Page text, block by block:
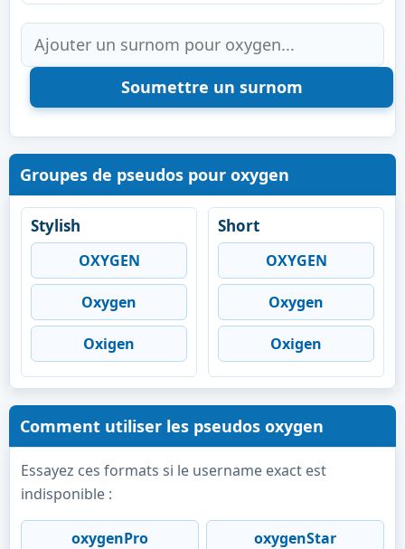
Groupes de pseudos pour oxygen
Stylish
OXYGEN
Oxygen
Oxigen
Short
OXYGEN
Oxygen
Oxigen
Comment utiliser les pseudos oxygen
Essayez ces formats si le username exact est
indisponible :
oxygenPro oxygenStar